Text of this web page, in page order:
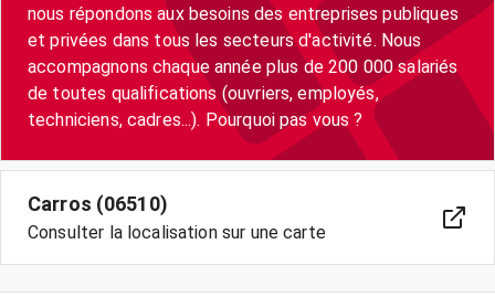
nous répondons aux besoins des entreprises publiques
et privées dans tous les secteurs d'activité. Nous
accompagnons chaque année plus de 200 000 salariés
de toutes qualifications (ouvriers, employés,
techniciens, cadres...). Pourquoi pas vous ?
Carros (06510)
Consulter la localisation sur une carte